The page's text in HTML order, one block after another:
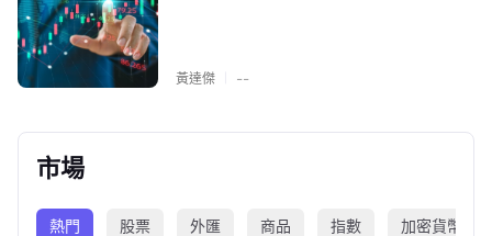
黃達傑 --
市場
熱門 股票 外匯 商品 指數 加密貨幣